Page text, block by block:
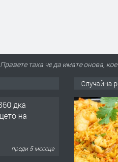
Правете така че да имате онова,
дка
на
преди 5 месеца
Случайна